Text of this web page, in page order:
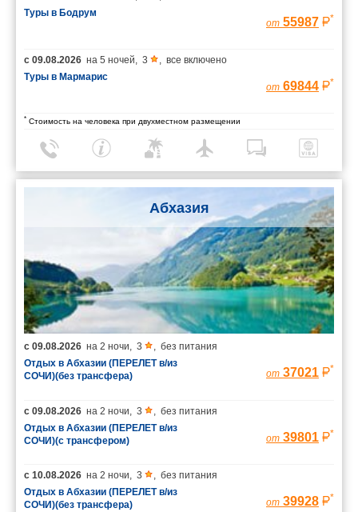
Туры в Бодрум
от 55987 *
с 09.08.2026 на 5 ночей, 3 , все включено
Туры в Мармарис
от 69844 *
* Стоимость на человека при двухместном размещении
Абхазия
с 09.08.2026 на 2 ночи, 3 , без питания
Отдых в Абхазии (ПЕРЕЛЕТ в/из
СОЧИ)(без трансфера)
от 37021 *
с 09.08.2026 на 2 ночи, 3 , без питания
Отдых в Абхазии (ПЕРЕЛЕТ в/из
СОЧИ)(с трансфером)
от 39801 *
с 10.08.2026 на 2 ночи, 3 , без питания
Отдых в Абхазии (ПЕРЕЛЕТ в/из
СОЧИ)(без трансфера)
от 39928 *